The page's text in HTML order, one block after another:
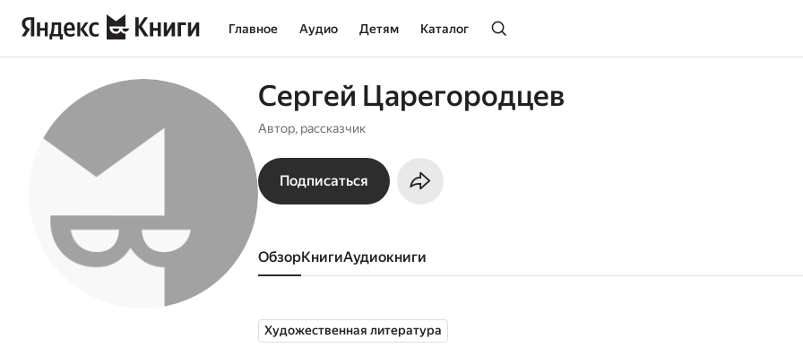
Главное Аудио Детям Каталог
Сергей Царегородцев
Автор, рассказчик
Подписаться
Обзор книги аудиокниги
Художественная литература